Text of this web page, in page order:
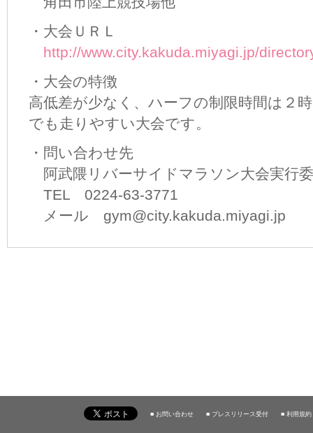
・大会ＵＲＬ
http://www.city.kakuda.miyagi.jp/
・大会の特徴
高低差が少なく、ハーフの制限時間は２
でも走りやすい大会です。
・問い合わせ先
阿武隈リバーサイドマラソン大会実行
TEL 0224-63-3771
メール gym@city.kakuda.miyagi.jp
■ お問い合わせ ■ プレスリリース受付 ■ 利用規約